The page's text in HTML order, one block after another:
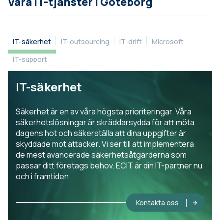
IT-säkerhet
IT-säkerhet
Säkerhet är en av våra högsta prioriteringar. Våra
säkerhetslösningar är skräddarsydda för att möta
dagens hot och säkerställa att dina uppgifter är
skyddade mot attacker. Vi ser till att implementera
de mest avancerade säkerhetsåtgärderna som
passar ditt företags behov. ECIT är din IT-partner nu
och i framtiden.
Kontakta oss
IT-outsourcing IT-drift
Microsoft
IT-support